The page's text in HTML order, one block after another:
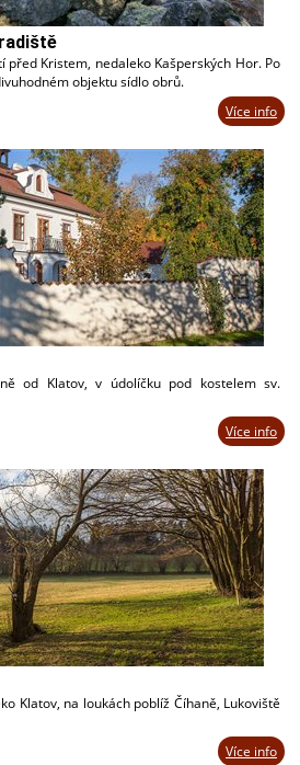
před Kristem, nedaleko Kašperských Hor. Po
objektu sídlo obrů.
Více info
od Klatov, v údolíčku pod kostelem sv.
Více info
Klatov, na loukách poblíž Číhaně, Lukoviště
Více info